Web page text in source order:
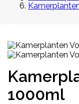
1000ml